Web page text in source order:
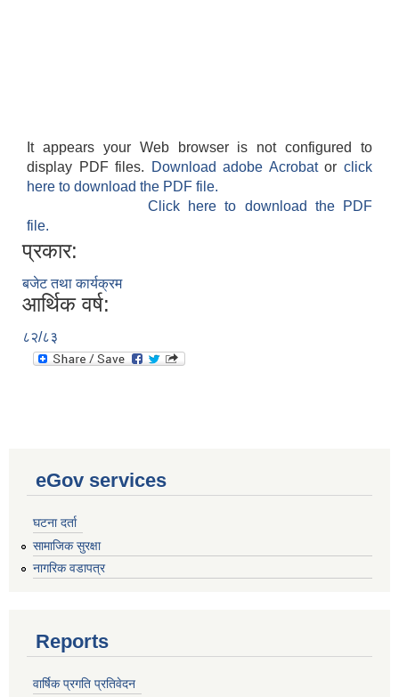
It appears your Web browser is not configured to
display PDF files.
Download adobe Acrobatorclick
here to download the PDF file.
Click here to download the PDF
file.
प्रकार:
बजेट तथा कार्यक्रम
आर्थिक वर्ष:
८२/८३
eGov services
घटना दर्ता
सामाजिक सुरक्षा
नागरिक वडापत्र
Reports
वार्षिक प्रगति प्रतिवेदन